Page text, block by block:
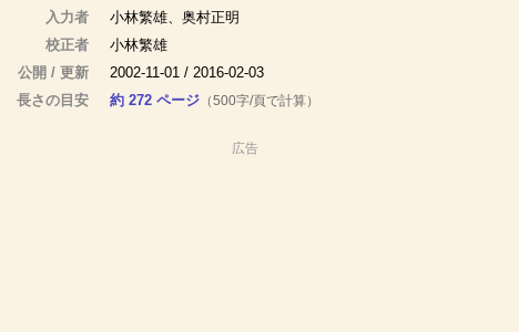
入力者
小林繁雄、奥村正明
校正者
小林繁雄
公開 / 更新
2002-11-01 / 2016-02-03
長さの目安
約 272 ページ（500字/頁で計算）
広告